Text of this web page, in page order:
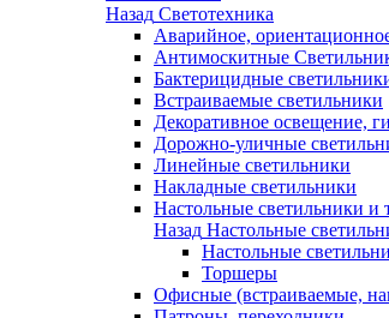
Назад Светотехника
Аварийное,
Антимоскитные
Бактерицидные
Встраиваемые светильники
Декоративное освещение,
Дорожно-уличные
Линейные светильники
Накладные светильники
Настольные светильники и
Назад Настольные
Настольные
Торшеры
Офисные (встраиваемые,